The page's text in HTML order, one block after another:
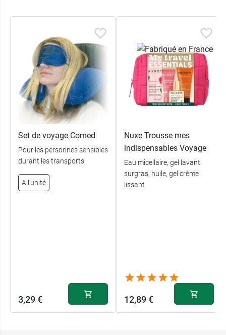
astucieusement cachés. De la taille d'une boite
de chewing gum, leset de voyage Curaprox
peut
être rangé dans la poche d'un pantalon.
Coloris :
Rose: Dentifrice Gin Tonic et kaki
Jaune: Dentifrice mûre et réglisse
Bleu: Dentifrice pêche et abricot
Orange: Dentifrice pomme et aloe vera
Rouge: Dentifrice pamplemousse et bergamote
Vert : Dentifrice pastèque douce
Contenu :
Brosse à dents CS 5460 ultra soft
Tube de dentifrice de 10 ml
Set de voyage Comed
Pour les personnes sensibles
durant les transports
A l'unité
3,29 €
Nuxe Trousse mes
indispensables Voyage
Eau micellaire, gel lavant
surgras, huile, gel crème
lissant
12,89 €